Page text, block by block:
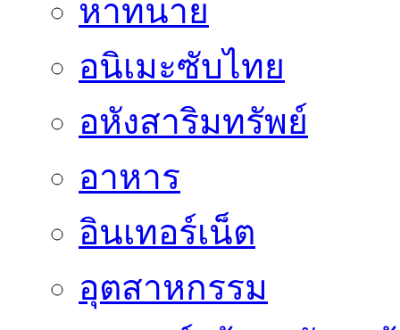
หาทนาย
อนิเมะซับไทย
อหังสาริมทรัพย์
อาหาร
อินเทอร์เน็ต
อุตสาหกรรม